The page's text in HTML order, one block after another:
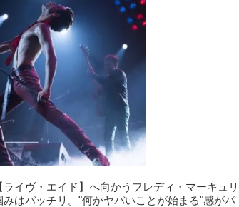
イヴ・エイド】へ向かうフレディ・マーキュリ
はバッチリ。"何かヤバいことが始まる"感がパ